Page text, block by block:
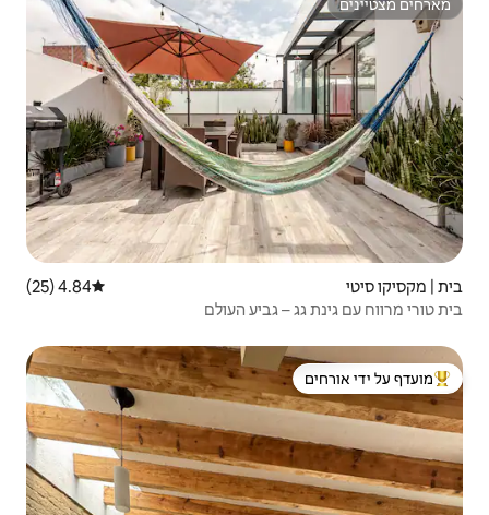
העולם
ידי אורחים